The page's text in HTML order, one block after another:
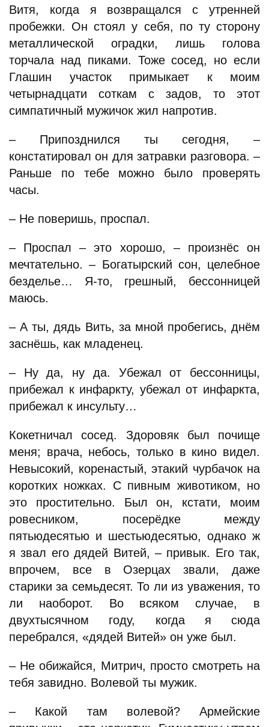
Витя, когда я возвращался с утренней
пробежки. Он стоял у себя, по ту сторону
металлической оградки, лишь голова
торчала над пиками. Тоже сосед, но если
Глашин участок примыкает к моим
четырнадцати соткам с задов, то этот
симпатичный мужичок жил напротив.
– Припозднился ты сегодня, –
констатировал он для затравки разговора. –
Раньше по тебе можно было проверять
часы.
– Не поверишь, проспал.
– Проспал – это хорошо, – произнёс он
мечтательно. – Богатырский сон, целебное
безделье… Я-то, грешный, бессонницей
маюсь.
– А ты, дядь Вить, за мной пробегись, днём
заснёшь, как младенец.
– Ну да, ну да. Убежал от бессонницы,
прибежал к инфаркту, убежал от инфаркта,
прибежал к инсульту…
Кокетничал сосед. Здоровяк был почище
меня; врача, небось, только в кино видел.
Невысокий, коренастый, этакий чурбачок на
коротких ножках. С пивным животиком, но
это простительно. Был он, кстати, моим
ровесником, посерёдке между
пятьюдесятью и шестьюдесятью, однако ж
я звал его дядей Витей, – привык. Его так,
впрочем, все в Озерцах звали, даже
старики за семьдесят. То ли из уважения, то
ли наоборот. Во всяком случае, в
двухтысячном году, когда я сюда
перебрался, «дядей Витей» он уже был.
– Не обижайся, Митрич, просто смотреть на
тебя завидно. Волевой ты мужик.
– Какой там волевой? Армейские